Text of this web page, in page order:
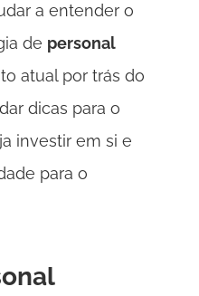
a entender o
de personal
atual por trás do
dicas para o
investir em si e
para o